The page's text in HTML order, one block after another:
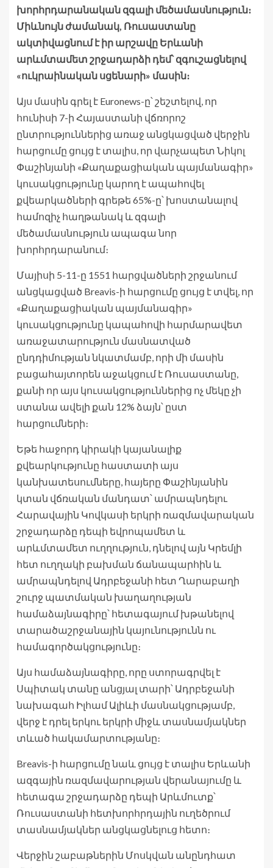
խորհրդարանական զգալի մեծամասնություն։
Միևնույն ժամանակ, Ռուսաստանը
ակտիվացնում է իր արշավը Երևանի
արևմտամետ շրջադարձի դեմ՝ զգուշացնելով
«ուկրաինական սցենարի» մասին։
Այս մասին գրել է Euronews-ը՝ շեշտելով, որ
հունիսի 7-ի Հայաստանի վճռորոշ
ընտրություններից առաջ անցկացված վերջին
հարցումը ցույց է տալիս, որ վարչապետ Նիկոլ
Փաշինյանի «Քաղաքացիական պայմանագիր»
կուսակցությունը կարող է ապահովել
քվեարկածների գրեթե 65%-ը՝ խոստանալով
համոզիչ հաղթանակ և զգալի
մեծամասնություն ապագա նոր
խորհրդարանում։
Մայիսի 5-11-ը 1551 հարցվածների շրջանում
անցկացված Breavis-ի հարցումը ցույց է տվել, որ
«Քաղաքացիական պայմանագիր»
կուսակցությունը կապահովի հարմարավետ
առաջատարություն մասնատված
ընդդիմության նկատմամբ, որի մի մասին
բացահայտորեն աջակցում է Ռուսաստանը,
քանի որ այս կուսակցություններից ոչ մեկը չի
ստանա ավելի քան 12% ձայն՝ ըստ
հարցումների։
Եթե հաջորդ կիրակի կայանալիք
քվեարկությունը հաստատի այս
կանխատեսումները, հայերը Փաշինյանին
կտան վճռական մանդատ՝ ամրապնդելու
Հարավային Կովկասի երկրի ռազմավարական
շրջադարձը դեպի եվրոպամետ և
արևմտամետ ուղղություն, դնելով այն Կրեմլի
հետ ուղղակի բախման ճանապարհին և
ամրապնդելով Ադրբեջանի հետ Ղարաբաղի
շուրջ պատմական խաղաղության
համաձայնագիրը՝ հետագայում խթանելով
տարածաշրջանային կայունությունն ու
համագործակցությունը։
Այս համաձայնագիրը, որը ստորագրվել է
Սպիտակ տանը անցյալ տարի՝ Ադրբեջանի
նախագահ Իլհամ Ալիևի մասնակցությամբ,
վերջ է դրել երկու երկրի միջև տասնամյակներ
տևած հակամարտությանը։
Breavis-ի հարցումը նաև ցույց է տալիս Երևանի
ազգային ռազմավարության վերանայումը և
հետագա շրջադարձը դեպի Արևմուտք՝
Ռուսաստանի հետխորհրդային ուղեծրում
տասնամյակներ անցկացնելուց հետո։
Վերջին շաբաթներին Մոսկվան անընդհատ